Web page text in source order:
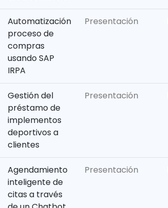
Automatización
proceso de
compras
usando SAP
IRPA
Presentación
Gestión del
préstamo de
implementos
deportivos a
clientes
Presentación
Agendamiento
inteligente de
citas a través
Presentación